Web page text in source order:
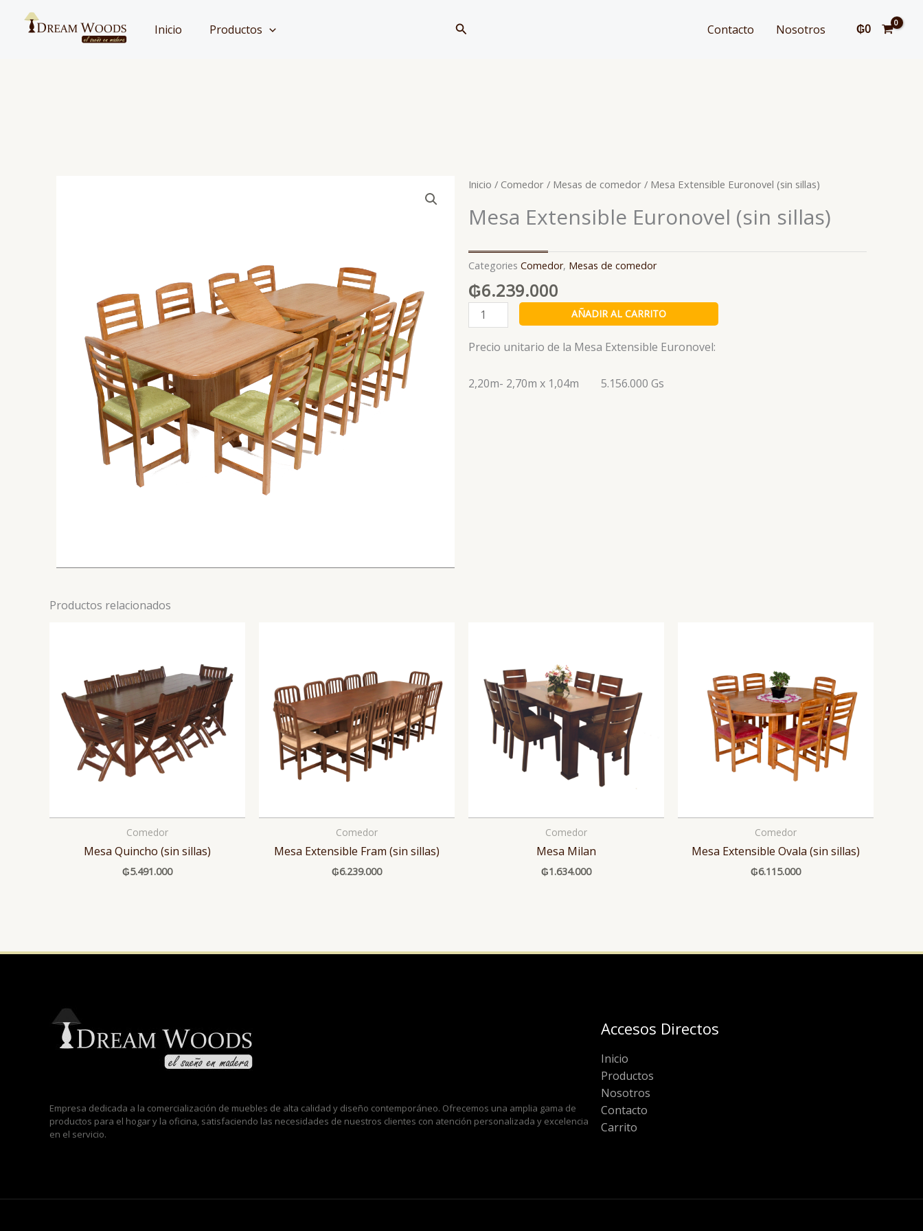
Inicio Productos Buscar Contacto Nosotros ₲0
Inicio / Comedor / Mesas de comedor / Mesa Extensible Euronovel (sin sillas)
Mesa Extensible Euronovel (sin sillas)
Categories Comedor, Mesas de comedor
₲6.239.000
Mesa
Extensible
Euronovel
sillas)
AÑADIR AL CARRITO
Precio unitario de la Mesa Extensible Euronovel:
2,20m- 2,70m x 1,04m 5.156.000 Gs
Productos relacionados
Comedor
Mesa Quincho (sin sillas)
₲5.491.000
Comedor
Mesa Extensible Fram (sin sillas)
₲6.239.000
Comedor
Mesa Milan
₲1.634.000
Comedor
Mesa Extensible Ovala (sin sillas)
₲6.115.000
Empresa dedicada a la comercialización de muebles de alta calidad y diseño contemporáneo. Ofrecemos una amplia gama de
productos para el hogar y la oficina, satisfaciendo las necesidades de nuestros clientes con atención personalizada y excelencia
en el servicio.
Accesos Directos
Inicio
Productos
Nosotros
Contacto
Carrito